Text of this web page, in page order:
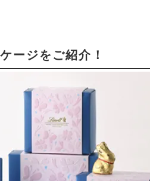
ージをご紹介！